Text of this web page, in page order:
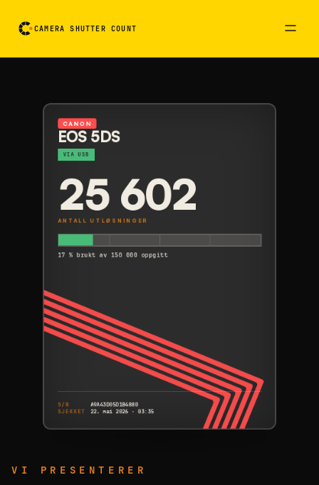
CAMERA SHUTTER COUNT
VI PRESENTERER
CANON
EOS 5DS
VIA USB
25 602
ANTALL UTLØSNINGER
17 % brukt av 150 000 oppgitt
S/N
A9A43D05D1B4880
SJEKKET
22. mai 2026 · 03:35